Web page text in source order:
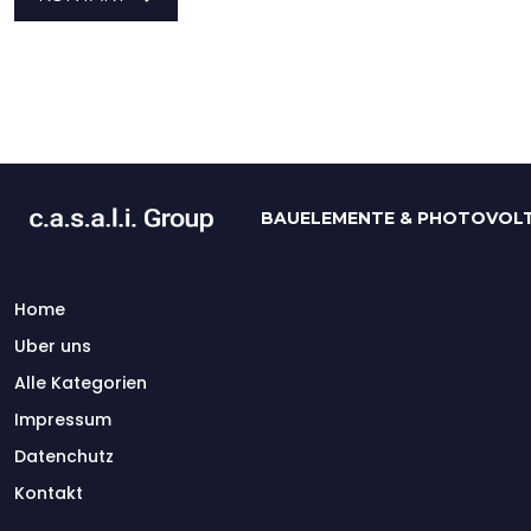
BAUELEMENTE &
Home
Uber uns
Alle Kategorien
Impressum
Datenchutz
Kontakt